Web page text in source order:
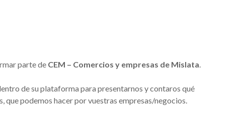
parte de CEM – Comercios y empresas de Mislata.
de su plataforma para presentarnos y contaros qué
podemos hacer por vuestras empresas/negocios.